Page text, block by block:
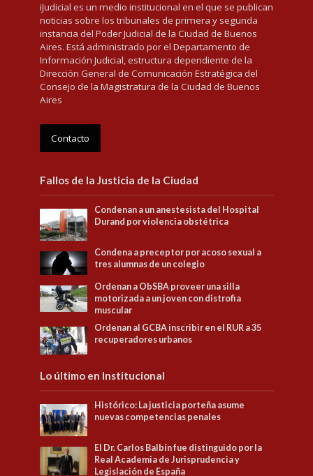
iJudicial es un medio institucional en el que se publican
noticias sobre los tribunales de primera y segunda
instancia del Poder Judicial de la Ciudad de Buenos
Aires. Está administrado por el Departamento de
Información Judicial, estructura dependiente de la
Dirección General de Comunicación Estratégica del
Consejo de la Magistratura de la Ciudad de Buenos
Aires
Contacto
Fallos de la Justicia de la Ciudad
Condenan a un anestesista del Hospital
Durand por violencia obstétrica
Condena a preceptor por acoso sexual a
tres alumnas de un colegio
Ordenan a ObSBA proveer una silla
motorizada a un joven con distrofia
muscular
Ordenan al GCBA inscribir en el RUR a 35
recuperadores urbanos
Lo último en Institucional
Histórico: La justicia porteña asume
nuevas competencias penales
El Dr. Carlos Balbín fue distinguido por la
Real Academia de Jurisprudencia y
Legislación de España